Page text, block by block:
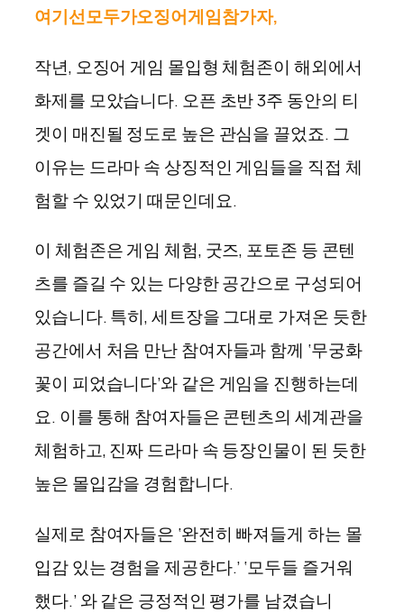
여기선모두가오징어게임참가자,
작년, 오징어 게임 몰입형 체험존이 해외에서
화제를 모았습니다. 오픈 초반 3주 동안의 티
겟이 매진될 정도로 높은 관심을 끌었죠. 그
이유는 드라마 속 상징적인 게임들을 직접 체
험할 수 있었기 때문인데요.
이 체험존은 게임 체험, 굿즈, 포토존 등 콘텐
츠를 즐길 수 있는 다양한 공간으로 구성되어
있습니다. 특히, 세트장을 그대로 가져온 듯한
공간에서 처음 만난 참여자들과 함께 ‘무궁화
꽃이 피었습니다’와 같은 게임을 진행하는데
요. 이를 통해 참여자들은 콘텐츠의 세계관을
체험하고, 진짜 드라마 속 등장인물이 된 듯한
높은 몰입감을 경험합니다.
실제로 참여자들은 ‘완전히 빠져들게 하는 몰
입감 있는 경험을 제공한다.’ ‘모두들 즐거워
했다.’ 와 같은 긍정적인 평가를 남겼습니